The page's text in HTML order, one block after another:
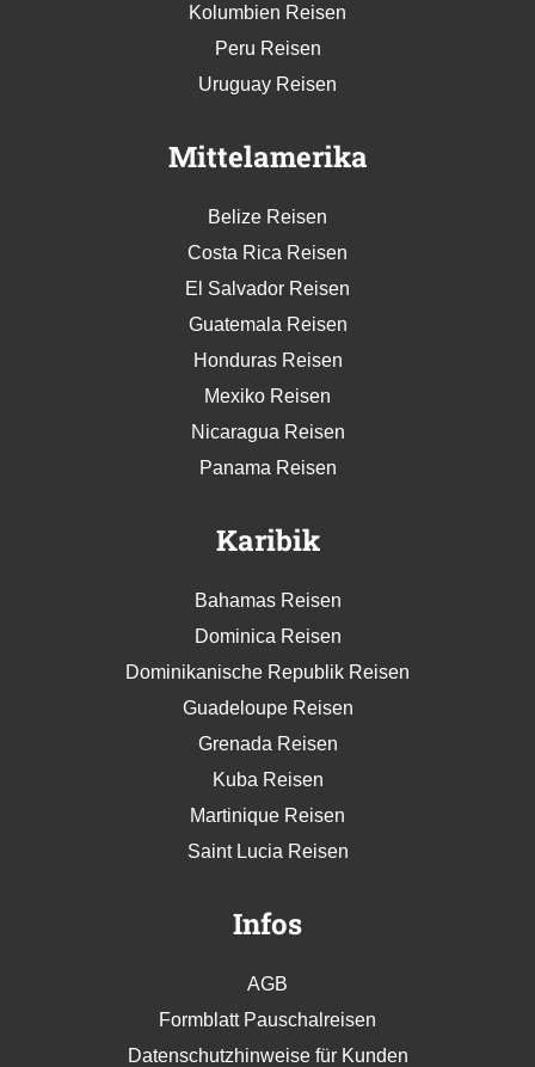
Kolumbien Reisen
Peru Reisen
Uruguay Reisen
Mittelamerika
Belize Reisen
Costa Rica Reisen
El Salvador Reisen
Guatemala Reisen
Honduras Reisen
Mexiko Reisen
Nicaragua Reisen
Panama Reisen
Karibik
Bahamas Reisen
Dominica Reisen
Dominikanische Republik Reisen
Guadeloupe Reisen
Grenada Reisen
Kuba Reisen
Martinique Reisen
Saint Lucia Reisen
Infos
AGB
Formblatt Pauschalreisen
Datenschutzhinweise für Kunden